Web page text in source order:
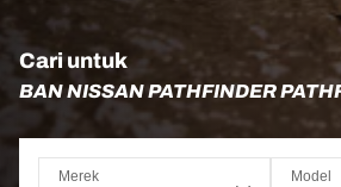
Cari untuk
BAN NISSAN PATHFINDER
Merek Model